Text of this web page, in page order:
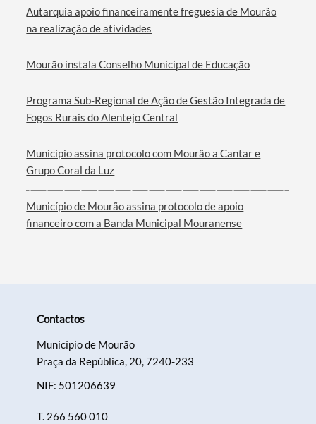
Autarquia apoio financeiramente freguesia de Mourão
na realização de atividades
Mourão instala Conselho Municipal de Educação
Programa Sub-Regional de Ação de Gestão Integrada de
Fogos Rurais do Alentejo Central
Município assina protocolo com Mourão a Cantar e
Grupo Coral da Luz
Município de Mourão assina protocolo de apoio
financeiro com a Banda Municipal Mouranense
Contactos
Município de Mourão
Praça da República, 20, 7240-233
NIF: 501206639
T. 266 560 010